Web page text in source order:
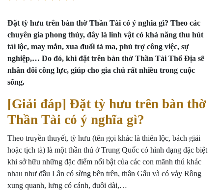
Đặt tỳ hưu trên bàn thờ Thần Tài có ý nghĩa gì? Theo các
chuyên gia phong thủy, đây là linh vật có khả năng thu hút
tài lộc, may mắn, xua đuổi tà ma, phù trợ công việc, sự
nghiệp,… Do đó, khi đặt trên bàn thờ Thần Tài Thổ Địa sẽ
nhân đôi công lực, giúp cho gia chủ rất nhiều trong cuộc
sống.
[Giải đáp] Đặt tỳ hưu trên bàn thờ
Thần Tài có ý nghĩa gì?
Theo truyền thuyết, tỳ hưu (tên gọi khác là thiên lộc, bách giải
hoặc tịch tà) là một thần thú ở Trung Quốc có hình dạng đặc biệt
khi sở hữu những đặc điểm nổi bật của các con mãnh thú khác
nhau như đầu Lân có sừng bên trên, thân Gấu và có vảy Rồng
xung quanh, lưng có cánh, đuôi dài,…